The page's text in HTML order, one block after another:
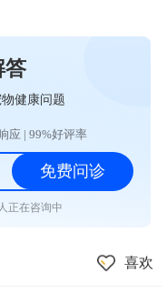
答
健康问题
应 | 99%好评率
免费问诊
正在咨询中
喜欢